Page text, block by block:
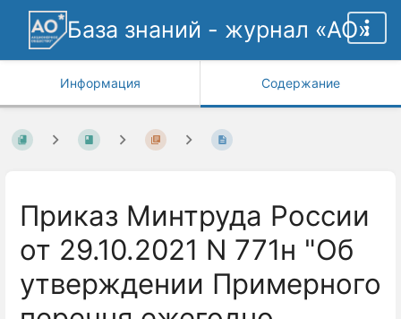
База знаний - журнал «АО»
Информация Содержание
Приказ Минтруда России
от 29.10.2021 N 771н "Об
утверждении Примерного